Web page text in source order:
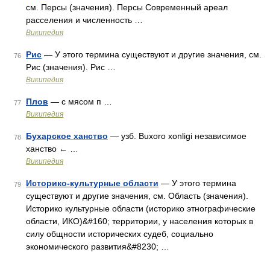
см. Персы (значения). Персы Современный ареал
расселения и численность …
Википедия
76 Рис — У этого термина существуют и другие значения, см.
Рис (значения). Рис …
Википедия
77 Плов — с мясом п …
Википедия
78 Бухарское ханство — узб. Buxoro xonligi независимое
ханство ← …
Википедия
79 Историко-культурные области — У этого термина
существуют и другие значения, см. Область (значения).
Историко культурные области (историко этнографические
области, ИКО)&#160; территории, у населения которых в
силу общности исторических судеб, социально
экономического развития&#8230; …